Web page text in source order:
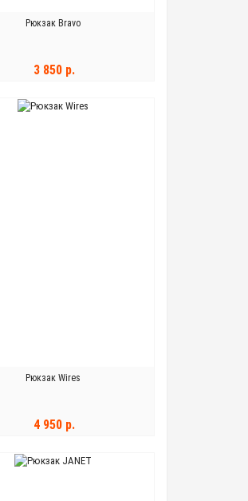
Рюкзак Bravo
3 850 р.
В КОРЗИНУ
Рюкзак Wires
4 950 р.
В КОРЗИНУ